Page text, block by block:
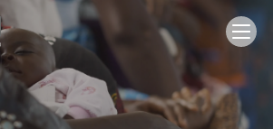
GHIT Fund Global Health Innovative Technology